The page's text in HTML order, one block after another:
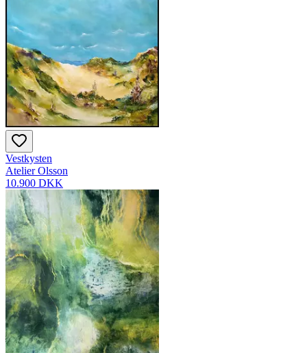
Vestkysten
Atelier Olsson
10.900 DKK